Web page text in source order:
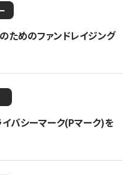
のためのファンドレイジング
バシーマーク(Pマーク)を